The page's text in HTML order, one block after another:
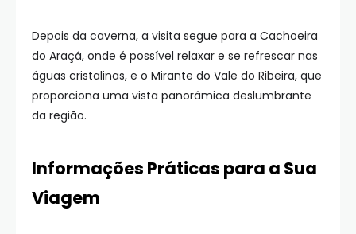
Depois da caverna, a visita segue para a Cachoeira
do Araçá, onde é possível relaxar e se refrescar nas
águas cristalinas, e o Mirante do Vale do Ribeira, que
proporciona uma vista panorâmica deslumbrante
da região.
Informações Práticas para a Sua
Viagem